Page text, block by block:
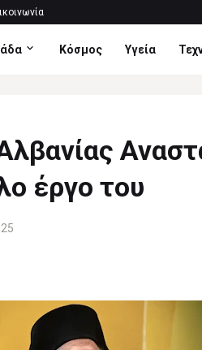
Κόσμος Υγεία
έργο του